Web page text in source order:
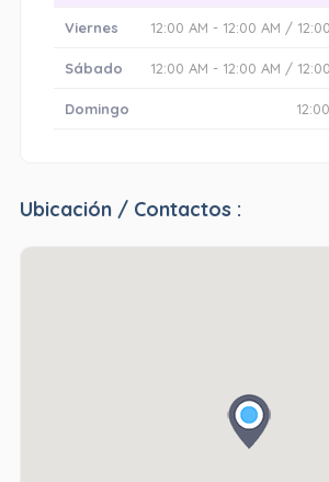
Viernes 12:00 AM - 12:00 AM /
Sábado 12:00 AM - 12:00 AM /
Domingo
Ubicación / Contactos :